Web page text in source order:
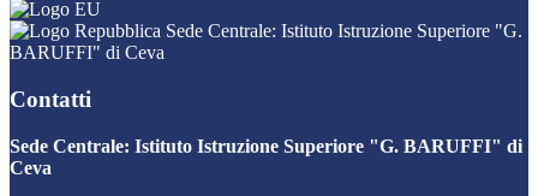
Sede Centrale: Istituto Istruzione Superiore "G.
BARUFFI" di Ceva
Contatti
Sede Centrale: Istituto Istruzione Superiore "G. BARUFFI" di
Ceva